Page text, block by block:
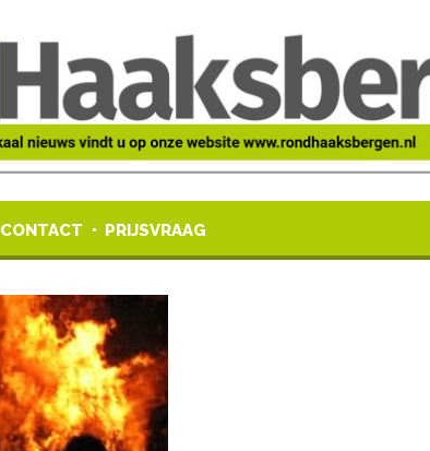
CONTACT PRIJSVRAAG